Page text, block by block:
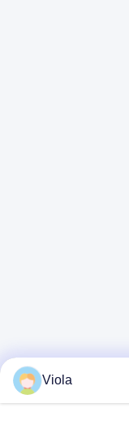
Viola